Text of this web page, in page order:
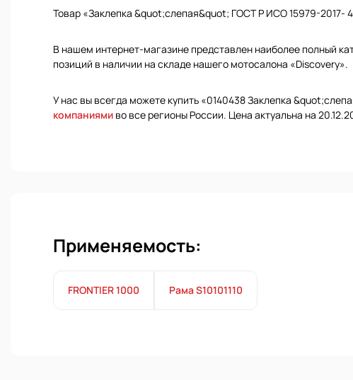
Товар «Заклепка &quot;слепая&quot; ГОСТ Р ИСО 15979-2017-
В нашем интернет-магазине представлен наиболее полный
позиций в наличии на складе нашего мотосалона «Discovery».
У нас вы всегда можете купить «0140438 Заклепка
компаниями во все регионы России. Цена актуальна на
Применяемость:
FRONTIER 1000 Рама S10101110